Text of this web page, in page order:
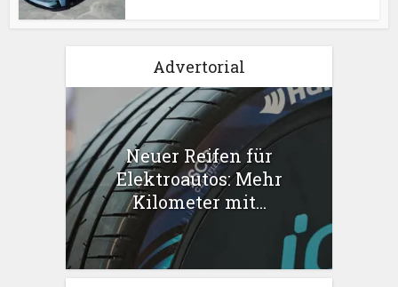
Advertorial
Neuer Reifen für
Elektroautos: Mehr
Kilometer mit...